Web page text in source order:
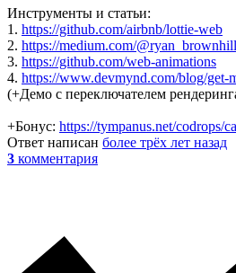
Инструменты и статьи:
1. https://github.com/airbnb/lottie-web
2. https://medium.com/
3. https://github.com/web-animations
4. https://www.devmynd.com/blog/get-
(+Демо с переключателем
+Бонус: https://tympanus.net/codrops/
Ответ написан более трёх лет назад
3 комментария